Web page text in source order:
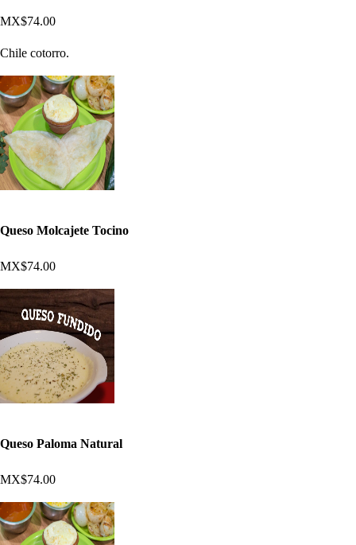
MX$74.00
Chile cotorro.
Queso Molcajete Tocino
MX$74.00
Queso Paloma Natural
MX$74.00